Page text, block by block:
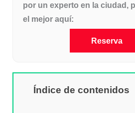
por un experto en la ciudad,
el mejor aquí:
Reserva
Índice de contenidos